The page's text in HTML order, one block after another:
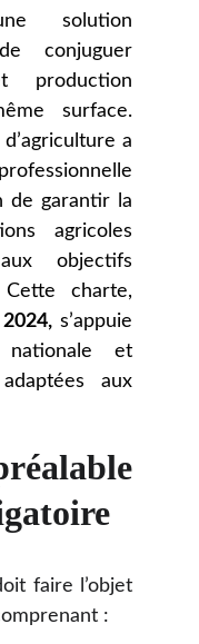
solution
conjuguer
production
surface.
a
de garantir la
agricoles
objectifs
Cette charte,
s’appuie
et
aux
faire l’objet
: